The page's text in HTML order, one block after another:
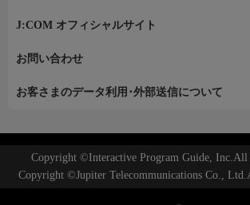
J:COM オフィシャルサイト
お問い合わせ
お客さまのデータ利用･外部送信について
Copyright ©Interactive Program Guide, Inc.All
Copyright ©Jupiter Telecommunications Co.,